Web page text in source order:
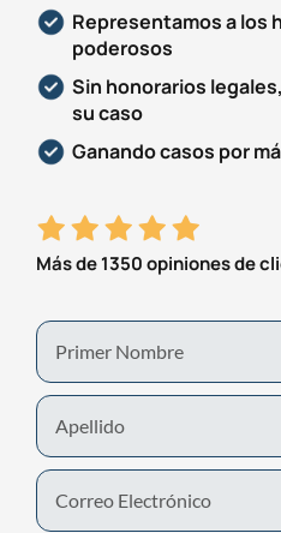
Representamos a los
poderosos
Sin honorarios
su caso
Ganando casos por
Más de 1350 opiniones de
First
Name
Last
Name
Email